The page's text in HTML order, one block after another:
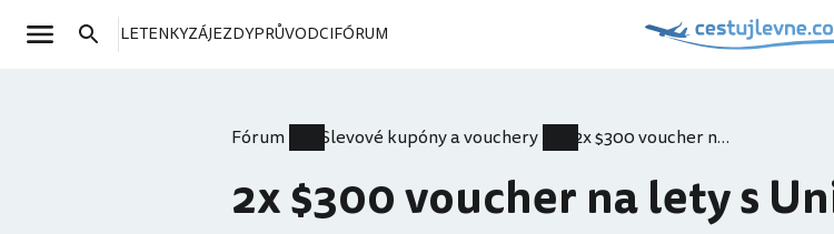
LETENKYZÁJEZDYPRŮVODCIFÓRUM
Fórum Slevové kupóny a vouchery 2x $300 voucher na lety s United - prodáno
2x $300 voucher na lety s